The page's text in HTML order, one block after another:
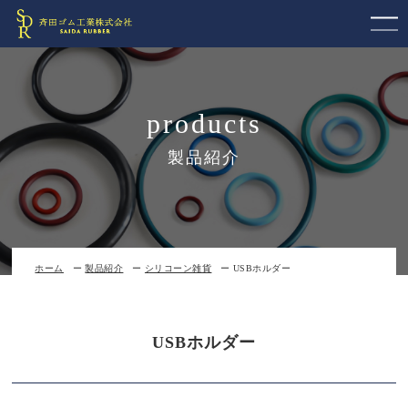
products
製品紹介
ホーム 製品紹介 シリコーン雑貨 USBホルダー
USBホルダー